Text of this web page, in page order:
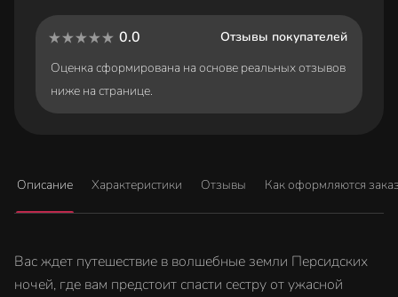
существ, мунлингов, и увидеть других не менее известных
обитателей этого мира (например, легендарного симурга).
Академию и узнавайте ее секреты, чтобы выяснить, кто же стоит
за всеми злодеяниями!
Приготовьтесь к полному погружению в мир классических
Узнайте тайну происшествий и спасите сестру!
0.0
Отзывы покупателей
Оценка сформирована на основе реальных отзывов
ниже на странице.
Описание Характеристики Отзывы Как оформляются
Вас ждет путешествие в волшебные земли Персидских
ночей, где вам предстоит спасти сестру от ужасной